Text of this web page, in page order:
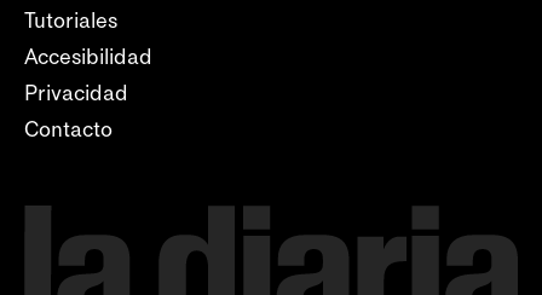
Tutoriales
Accesibilidad
Privacidad
Contacto